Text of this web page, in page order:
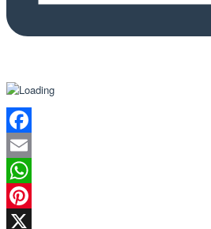
Facebook
Email
WhatsApp
Pinterest